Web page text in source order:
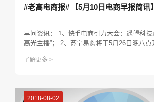
#老高电商报# 【5月10日电商早报简讯】
​早间资讯： 1、快手电商引力大会：遥望科技双主播获“年度
高光主播”； 2、苏宁易购将于5月26日晚八点开启首波预售；
hatGPT上月全球访问量17.6亿次； 5、爱彼迎第一季度营收1
了解更多 >
2018-08-02